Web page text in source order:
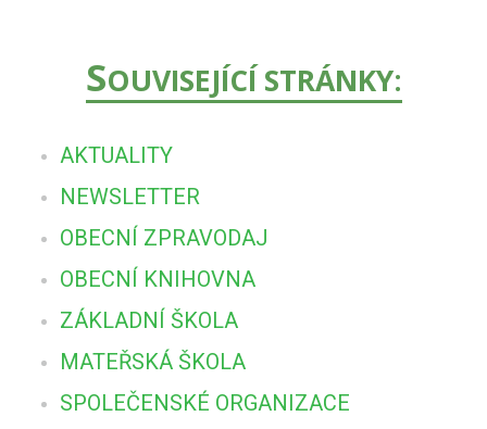
SOUVISEJÍCÍ STRÁNKY:
AKTUALITY
NEWSLETTER
OBECNÍ ZPRAVODAJ
OBECNÍ KNIHOVNA
ZÁKLADNÍ ŠKOLA
MATEŘSKÁ ŠKOLA
SPOLEČENSKÉ ORGANIZACE